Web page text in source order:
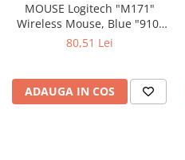
MOUSE Logitech "M171"
Wireless Mouse, Blue "910-
80,51 Lei
ADAUGA IN COS